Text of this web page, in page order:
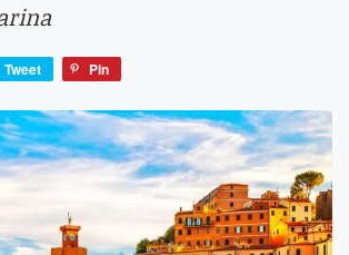
Tweet Pin